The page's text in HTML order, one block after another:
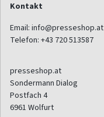
Kontakt
Email: info@presseshop.at
Telefon: +43 720 513587
presseshop.at
Sondermann Dialog
Postfach 4
6961 Wolfurt